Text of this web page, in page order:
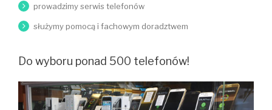
prowadzimy serwis telefonów
służymy pomocą i fachowym doradztwem
Do wyboru ponad 500 telefonów!